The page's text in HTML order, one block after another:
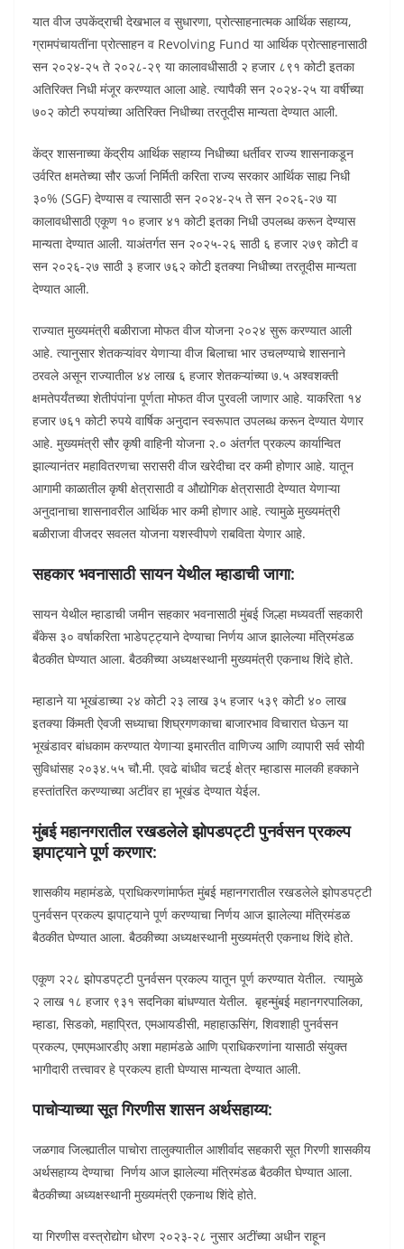
यात वीज उपकेंद्राची देखभाल व सुधारणा, प्रोत्साहनात्मक आर्थिक सहाय्य,
ग्रामपंचायतींना प्रोत्साहन व Revolving Fund या आर्थिक प्रोत्साहनासाठी
सन २०२४-२५ ते २०२८-२९ या कालावधीसाठी २ हजार ८९१ कोटी इतका
अतिरिक्त निधी मंजूर करण्यात आला आहे. त्यापैकी सन २०२४-२५ या वर्षीच्या
७०२ कोटी रुपयांच्या अतिरिक्त निधीच्या तरतूदीस मान्यता देण्यात आली.
केंद्र शासनाच्या केंद्रीय आर्थिक सहाय्य निधीच्या धर्तीवर राज्य शासनाकडून
उर्वरित क्षमतेच्या सौर ऊर्जा निर्मिती करिता राज्य सरकार आर्थिक साह्य निधी
३०% (SGF) देण्यास व त्यासाठी सन २०२४-२५ ते सन २०२६-२७ या
कालावधीसाठी एकूण १० हजार ४१ कोटी इतका निधी उपलब्ध करून देण्यास
मान्यता देण्यात आली. याअंतर्गत सन २०२५-२६ साठी ६ हजार २७९ कोटी व
सन २०२६-२७ साठी ३ हजार ७६२ कोटी इतक्या निधीच्या तरतूदीस मान्यता
देण्यात आली.
राज्यात मुख्यमंत्री बळीराजा मोफत वीज योजना २०२४ सुरू करण्यात आली
आहे. त्यानुसार शेतकऱ्यांवर येणाऱ्या वीज बिलाचा भार उचलण्याचे शासनाने
ठरवले असून राज्यातील ४४ लाख ६ हजार शेतकऱ्यांच्या ७.५ अश्वशक्ती
क्षमतेपर्यंतच्या शेतीपंपांना पूर्णता मोफत वीज पुरवली जाणार आहे. याकरिता १४
हजार ७६१ कोटी रुपये वार्षिक अनुदान स्वरूपात उपलब्ध करून देण्यात येणार
आहे. मुख्यमंत्री सौर कृषी वाहिनी योजना २.० अंतर्गत प्रकल्प कार्यान्वित
झाल्यानंतर महावितरणचा सरासरी वीज खरेदीचा दर कमी होणार आहे. यातून
आगामी काळातील कृषी क्षेत्रासाठी व औद्योगिक क्षेत्रासाठी देण्यात येणाऱ्या
अनुदानाचा शासनावरील आर्थिक भार कमी होणार आहे. त्यामुळे मुख्यमंत्री
बळीराजा वीजदर सवलत योजना यशस्वीपणे राबविता येणार आहे.
सहकार भवनासाठी सायन येथील म्हाडाची जागा:
सायन येथील म्हाडाची जमीन सहकार भवनासाठी मुंबई जिल्हा मध्यवर्ती सहकारी
बँकेस ३० वर्षाकरिता भाडेपट्ट्याने देण्याचा निर्णय आज झालेल्या मंत्रिमंडळ
बैठकीत घेण्यात आला. बैठकीच्या अध्यक्षस्थानी मुख्यमंत्री एकनाथ शिंदे होते.
म्हाडाने या भूखंडाच्या २४ कोटी २३ लाख ३५ हजार ५३९ कोटी ४० लाख
इतक्या किंमती ऐवजी सध्याचा शिघ्रगणकाचा बाजारभाव विचारात घेऊन या
भूखंडावर बांधकाम करण्यात येणाऱ्या इमारतीत वाणिज्य आणि व्यापारी सर्व सोयी
सुविधांसह २०३४.५५ चौ.मी. एवढे बांधीव चटई क्षेत्र म्हाडास मालकी हक्काने
हस्तांतरित करण्याच्या अटींवर हा भूखंड देण्यात येईल.
मुंबई महानगरातील रखडलेले झोपडपट्टी पुनर्वसन प्रकल्प
झपाट्याने पूर्ण करणार:
शासकीय महामंडळे, प्राधिकरणांमार्फत मुंबई महानगरातील रखडलेले झोपडपट्टी
पुनर्वसन प्रकल्प झपाट्याने पूर्ण करण्याचा निर्णय आज झालेल्या मंत्रिमंडळ
बैठकीत घेण्यात आला. बैठकीच्या अध्यक्षस्थानी मुख्यमंत्री एकनाथ शिंदे होते.
एकूण २२८ झोपडपट्टी पुनर्वसन प्रकल्प यातून पूर्ण करण्यात येतील. त्यामुळे
२ लाख १८ हजार ९३१ सदनिका बांधण्यात येतील. बृहन्मुंबई महानगरपालिका,
म्हाडा, सिडको, महाप्रित, एमआयडीसी, महाहाऊसिंग, शिवशाही पुनर्वसन
प्रकल्प, एमएमआरडीए अशा महामंडळे आणि प्राधिकरणांना यासाठी संयुक्त
भागीदारी तत्त्वावर हे प्रकल्प हाती घेण्यास मान्यता देण्यात आली.
पाचोऱ्याच्या सूत गिरणीस शासन अर्थसहाय्य:
जळगाव जिल्ह्यातील पाचोरा तालुक्यातील आशीर्वाद सहकारी सूत गिरणी शासकीय
अर्थसहाय्य देण्याचा निर्णय आज झालेल्या मंत्रिमंडळ बैठकीत घेण्यात आला.
बैठकीच्या अध्यक्षस्थानी मुख्यमंत्री एकनाथ शिंदे होते.
या गिरणीस वस्त्रोद्योग धोरण २०२३-२८ नुसार अटींच्या अधीन राहून